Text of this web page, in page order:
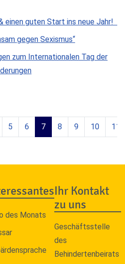
einen guten Start ins neue Jahr!
gegen Sexismus“
zum Internationalen Tag der
5 6 7 8 9 10 11
des Monats
Ihr Kontakt
zu uns
Geschäftsstelle
des
Behindertenbeirats